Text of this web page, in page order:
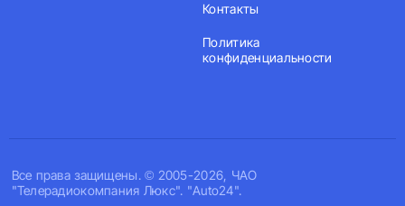
Все права защищены. © 2005-2026, ЧАО
"Телерадиокомпания Люкс". "Auto24".
Контакты
Политика
конфиденциальности